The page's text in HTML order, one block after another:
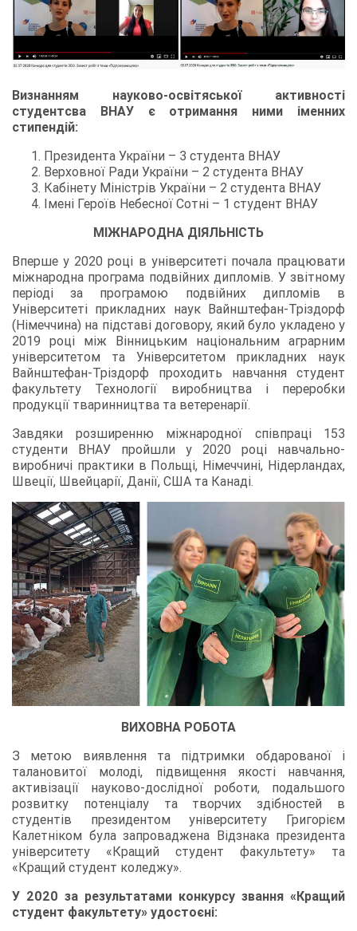
Визнанням науково-освітяської активності
студентсва ВНАУ є отримання ними іменних
стипендій:
Президента України – 3 студента ВНАУ
Верховної Ради України – 2 студента ВНАУ
Кабінету Міністрів України – 2 студента ВНАУ
Імені Героїв Небесної Сотні – 1 студент ВНАУ
МІЖНАРОДНА ДІЯЛЬНІСТЬ
Вперше у 2020 році в університеті почала працювати
міжнародна програма подвійних дипломів. У звітному
періоді за програмою подвійних дипломів в
Університеті прикладних наук Вайнштефан-Тріздорф
(Німеччина) на підставі договору, який було укладено у
2019 році між Вінницьким національним аграрним
університетом та Університетом прикладних наук
Вайнштефан-Тріздорф проходить навчання студент
факультету Технології виробництва і переробки
продукції тваринництва та ветеренарії.
Завдяки розширенню міжнародної співпраці 153
студенти ВНАУ пройшли у 2020 році навчально-
виробничі практики в Польщі, Німеччині, Нідерландах,
Швеції, Швейцарії, Данії, США та Канаді.
ВИХОВНА РОБОТА
З метою виявлення та підтримки обдарованої і
талановитої молоді, підвищення якості навчання,
активізації науково-дослідної роботи, подальшого
розвитку потенціалу та творчих здібностей в
студентів президентом університету Григорієм
Калетніком була запроваджена Відзнака президента
університету «Кращий студент факультету» та
«Кращий студент коледжу».
У 2020 за результатами конкурсу звання «Кращий
студент факультету» удостоєні: